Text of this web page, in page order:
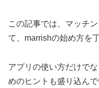
この記事では、マッチ
て、marrishの始め方を
アプリの使い方だけで
めのヒントも盛り込ん